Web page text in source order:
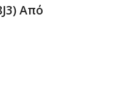
Από